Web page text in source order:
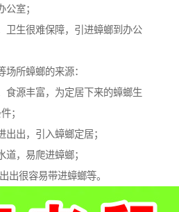
公室；
卫生很难保障，引进蟑螂到办公
所蟑螂的来源：
食源丰富，为定居下来的蟑螂生
；
出出，引入蟑螂定居；
道，易爬进蟑螂；
出很容易带进蟑螂等。